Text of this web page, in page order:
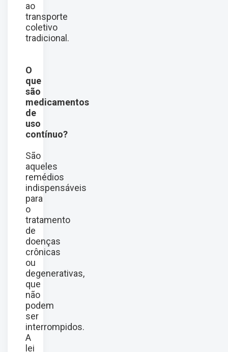
ao
transporte
coletivo
tradicional.
O
que
são
medicamentos
de
uso
contínuo?
São
aqueles
remédios
indispensáveis
para
o
tratamento
de
doenças
crônicas
ou
degenerativas,
que
não
podem
ser
interrompidos.
A
lei